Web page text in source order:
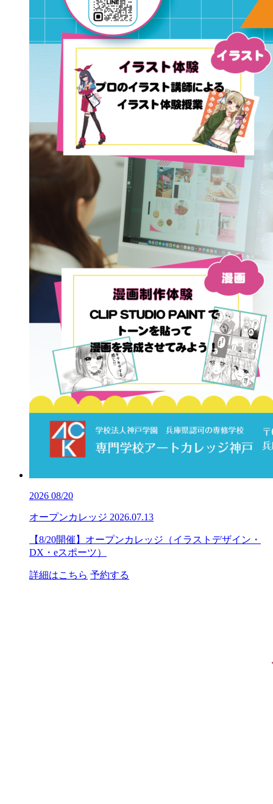
2026 08/20
オープンカレッジ 2026.07.13
【8/20開催】オープンカレッジ（イラストデザイン・
DX・eスポーツ）
詳細はこちら 予約する